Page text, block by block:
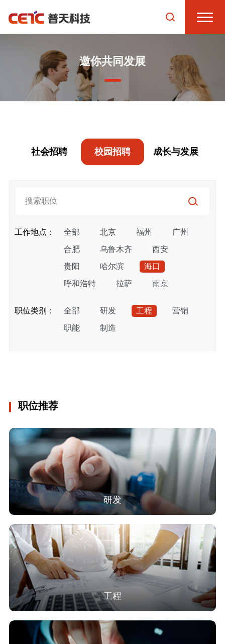
邀你共同发展
社会招聘 校园招聘 成长与发展
工作地点： 全部 北京 福州
广州
合肥
乌鲁木齐
西安
贵阳
哈尔滨
海口
呼和浩特
拉萨
南京
西宁
扬州
长春
成都
职位类别： 全部 研发 工程
营销
职能
制造
职位推荐
研发
工程